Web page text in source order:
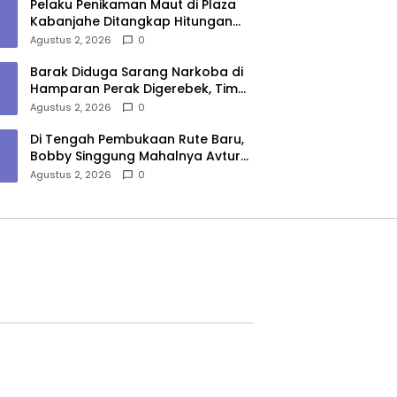
Pelaku Penikaman Maut di Plaza
Kabanjahe Ditangkap Hitungan
Menit, Polisi Dalami Motif
Agustus 2, 2026 0
Barak Diduga Sarang Narkoba di
Hamparan Perak Digerebek, Tim
Gabungan Musnahkan Lokasi
Agustus 2, 2026 0
Di Tengah Pembukaan Rute Baru,
Bobby Singgung Mahalnya Avtur
Kualanamu
Agustus 2, 2026 0